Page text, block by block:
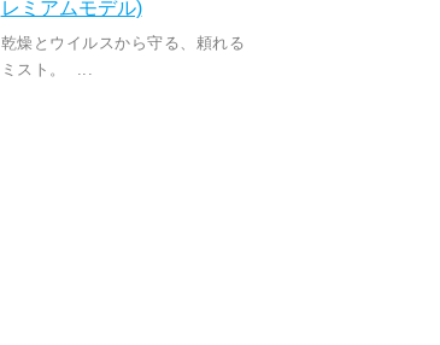
レミアムモデル)
乾燥とウイルスから守る、頼れる
ミスト。 ...